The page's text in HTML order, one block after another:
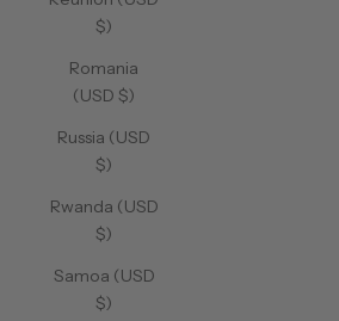
$)
Romania
(USD $)
Russia (USD
$)
Rwanda (USD
$)
Samoa (USD
$)